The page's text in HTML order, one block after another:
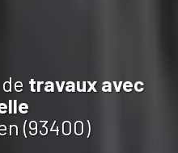
travaux avec
(93400)